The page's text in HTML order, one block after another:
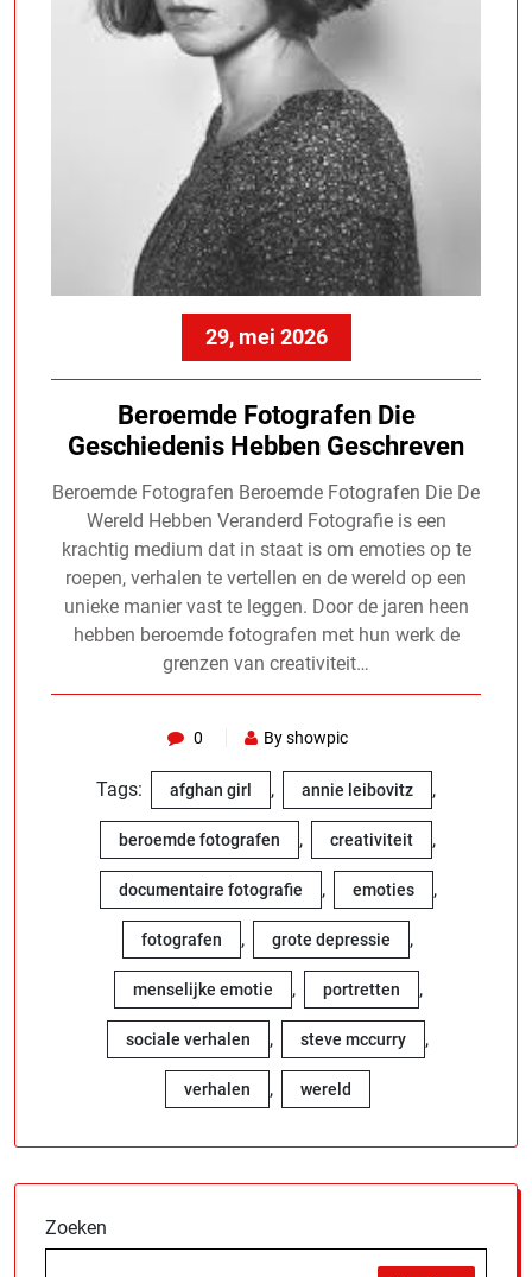
29, mei 2026
Beroemde Fotografen Die
Geschiedenis Hebben Geschreven
Beroemde Fotografen Beroemde Fotografen Die De
Wereld Hebben Veranderd Fotografie is een
krachtig medium dat in staat is om emoties op te
roepen, verhalen te vertellen en de wereld op een
unieke manier vast te leggen. Door de jaren heen
hebben beroemde fotografen met hun werk de
grenzen van creativiteit…
0 By showpic
Tags: afghan girl , annie leibovitz ,
beroemde fotografen , creativiteit ,
documentaire fotografie , emoties ,
fotografen , grote depressie ,
menselijke emotie , portretten ,
sociale verhalen , steve mccurry ,
verhalen , wereld
Zoeken